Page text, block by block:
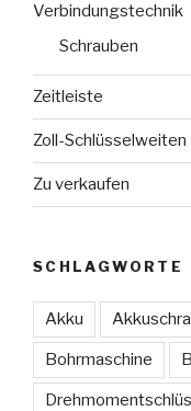
Verbindungstechnik
Schrauben
Zeitleiste
Zoll-Schlüsselweiten
Zu verkaufen
SCHLAGWORTE
Akku
Bohrmaschine